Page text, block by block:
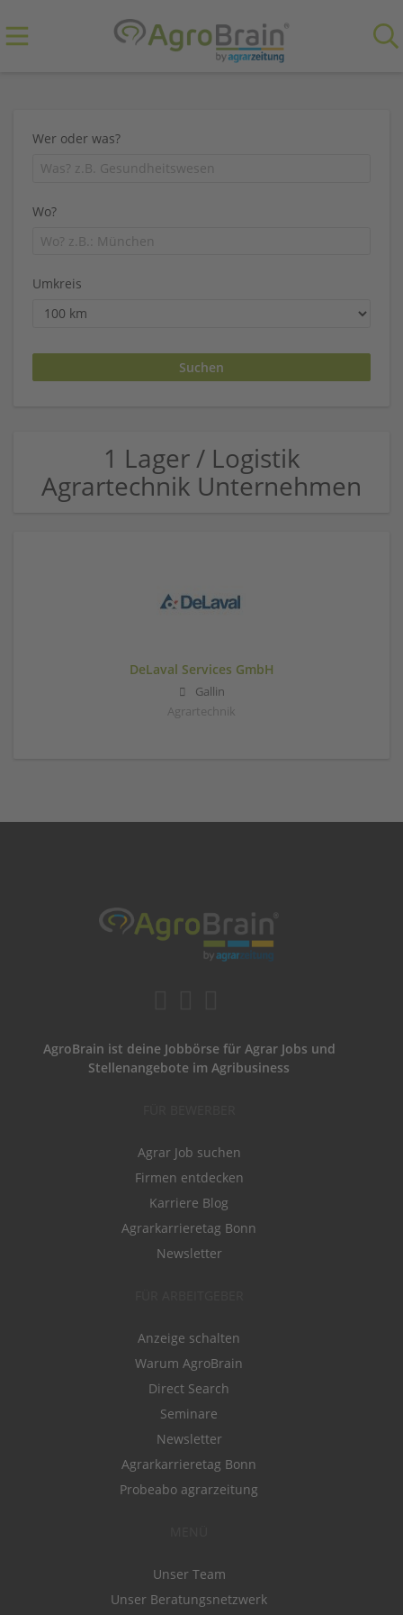
Wer oder was?
Wo?
Umkreis
1 Lager / Logistik
Agrartechnik Unternehmen
DeLaval Services GmbH
Gallin
Agrartechnik
AgroBrain ist deine Jobbörse für Agrar Jobs und
Stellenangebote im Agribusiness
Agrar Job suchen
Firmen entdecken
Karriere Blog
Agrarkarrieretag Bonn
Newsletter
Anzeige schalten
Warum AgroBrain
Direct Search
Seminare
Newsletter
Agrarkarrieretag Bonn
Probeabo agrarzeitung
Unser Team
Unser Beratungsnetzwerk